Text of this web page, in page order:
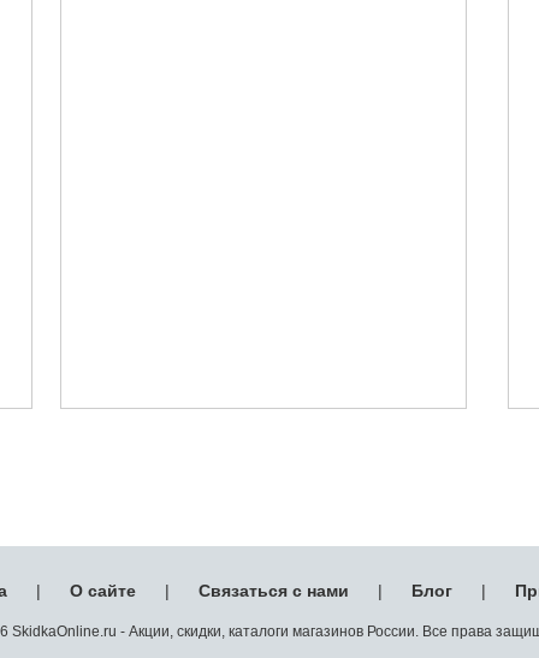
| О сайте | Связаться с нами | Блог |
SkidkaOnline.ru - Акции, скидки, каталоги магазинов России. Все права